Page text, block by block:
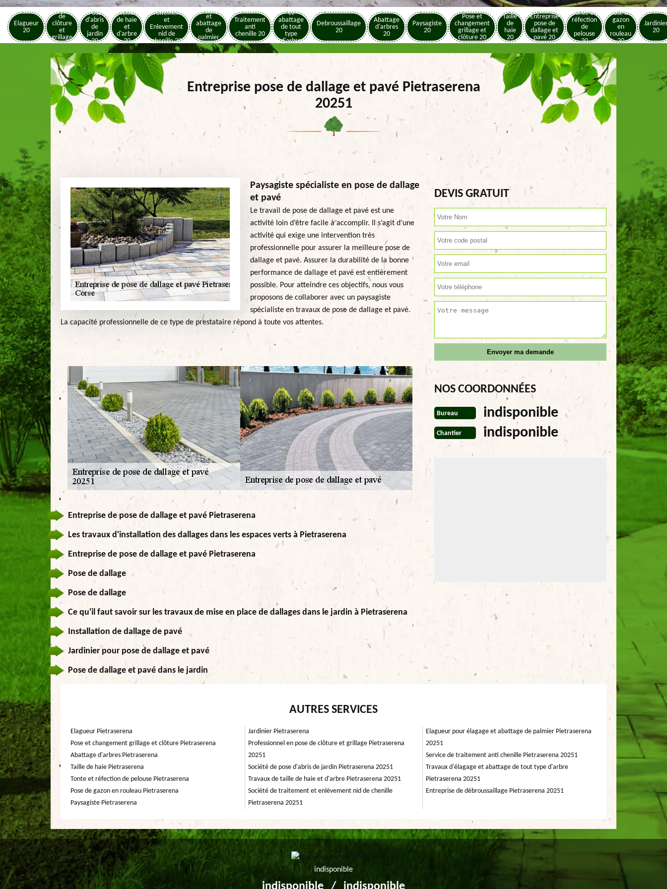
Elagueur
20
Pose
de
clôture
et
grillage
20
Pose
d'abris
de
jardin
20
Taille
de haie
et
d'arbre
20
Traitement
et
Enlevement
nid de
chenille 20
Elagage
et
abattage
de
palmier
20
Traitement
anti
chenille 20
Elagage
et
abattage
de tout
type
d'arbre
Debroussaillage
20
Abattage
d'arbres
20
Paysagiste
20
Pose et
changement
grillage et
clôture 20
Taille
de
haie
20
Entreprise
pose de
dallage et
pavé 20
Tonte et
réfection
de
pelouse
20
Pose de
gazon
en
rouleau
20
20
Entreprise pose de dallage et pavé Pietraserena
20251
Paysagiste spécialiste en pose de dallage
et pavé
Le travail de pose de dallage et pavé est une
activité loin d’être facile à accomplir. Il s’agit d’une
activité qui exige une intervention très
professionnelle pour assurer la meilleure pose de
dallage et pavé. Assurer la durabilité de la bonne
performance de dallage et pavé est entièrement
possible. Pour atteindre ces objectifs, nous vous
proposons de collaborer avec un paysagiste
spécialiste en travaux de pose de dallage et pavé.
La capacité professionnelle de ce type de prestataire répond à toute vos attentes.
Entreprise de pose de dallage et pavé Pietraserena
Les travaux d'installation des dallages dans les espaces verts à Pietraserena
Entreprise de pose de dallage et pavé Pietraserena
Pose de dallage
Pose de dallage
Ce qu'il faut savoir sur les travaux de mise en place de dallages dans le jardin à Pietraserena
Installation de dallage de pavé
Jardinier pour pose de dallage et pavé
Pose de dallage et pavé dans le jardin
DEVIS GRATUIT
NOS COORDONNÉES
Bureau indisponible
Chantier indisponible
AUTRES SERVICES
Elagueur Pietraserena
Pose et changement grillage et clôture Pietraserena
Abattage d'arbres Pietraserena
Taille de haie Pietraserena
Tonte et réfection de pelouse Pietraserena
Pose de gazon en rouleau Pietraserena
Paysagiste Pietraserena
Jardinier Pietraserena
Professionnel en pose de clôture et grillage Pietraserena
20251
Société de pose d'abris de jardin Pietraserena 20251
Travaux de taille de haie et d'arbre Pietraserena 20251
Société de traitement et enlèvement nid de chenille
Pietraserena 20251
Elagueur pour élagage et abattage de palmier Pietraserena
20251
Service de traitement anti chenille Pietraserena 20251
Travaux d'élagage et abattage de tout type d'arbre
Pietraserena 20251
Entreprise de débroussaillage Pietraserena 20251
indisponible
indisponible / indisponible